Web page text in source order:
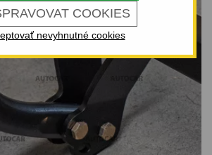
COOKIES
nevyhnutné cookies